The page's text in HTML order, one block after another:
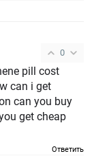
0
pill cost
can i get
can you buy
get cheap
Ответить